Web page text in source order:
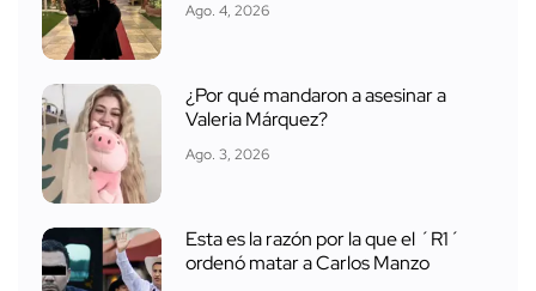
Ago. 4, 2026
¿Por qué mandaron a asesinar a
Valeria Márquez?
Ago. 3, 2026
Esta es la razón por la que el ´R1´
ordenó matar a Carlos Manzo